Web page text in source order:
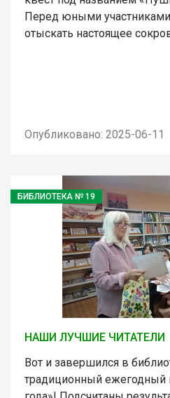
Перед юными участниками
отыскать настоящее
Опубликовано: 2025-06-11
БИБЛИОТЕКА № 19
НАШИ ЛУЧШИЕ ЧИТАТЕЛИ
Вот и завершился в
традиционный ежегодный